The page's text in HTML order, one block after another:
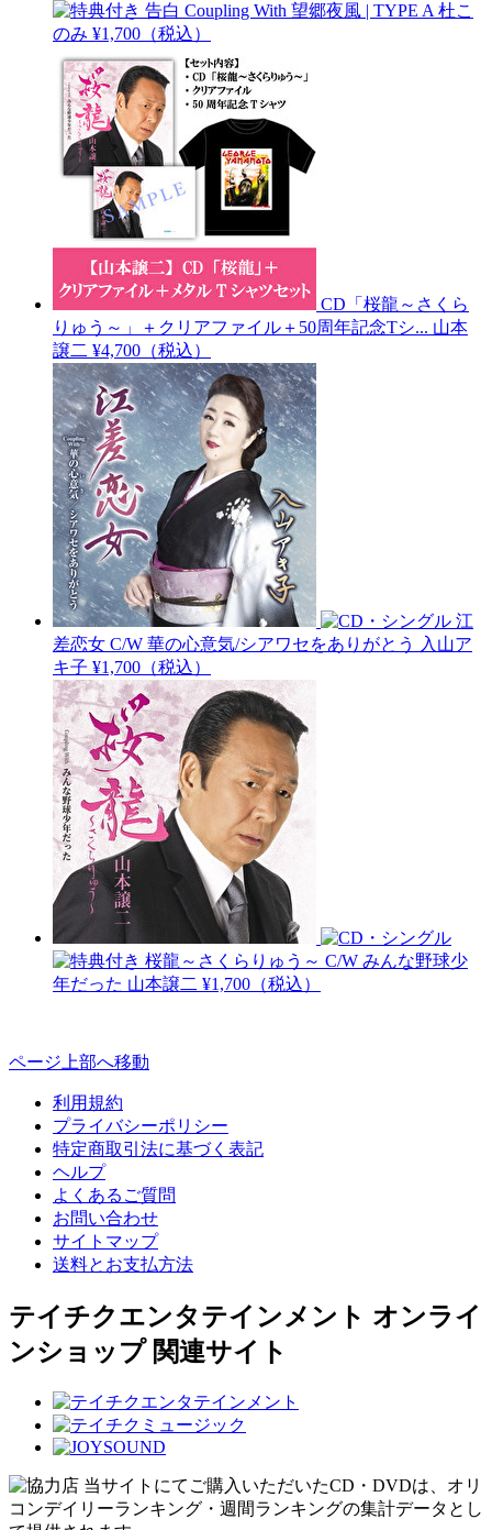
告白 Coupling With 望郷夜風 | TYPE A 杜こ
のみ ¥1,700（税込）
CD「桜龍～さくら
りゅう～」＋クリアファイル＋50周年記念Tシ... 山本
譲二 ¥4,700（税込）
江
差恋女 C/W 華の心意気/シアワセをありがとう
入山ア
キ子 ¥1,700（税込）
桜龍～さくらりゅう～ C/W みんな野球少
年だった 山本譲二 ¥1,700（税込）
ページ上部へ移動
利用規約
プライバシーポリシー
特定商取引法に基づく表記
ヘルプ
よくあるご質問
お問い合わせ
サイトマップ
送料とお支払方法
テイチクエンタテインメント オンライ
ンショップ 関連サイト
当サイトにてご購入いただいたCD・DVDは、オリ
コンデイリーランキング・週間ランキングの集計データとし